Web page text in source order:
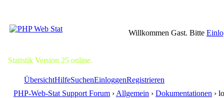
Willkommen Gast. Bitte
Statistik Version 25 online.
ÜbersichtHilfeSuchenEinloggenRegistrieren
PHP-Web-Stat Support Forum › Allgemein › Dokumentationen ›